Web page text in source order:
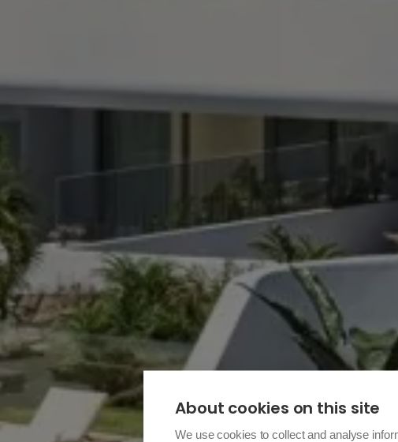
About cookies on this site
We use cookies to collect and analyse